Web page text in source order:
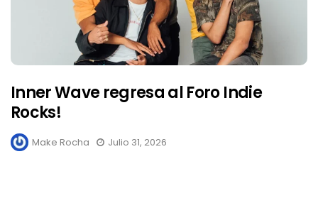
Inner Wave regresa al Foro Indie
Rocks!
Make Rocha Julio 31, 2026